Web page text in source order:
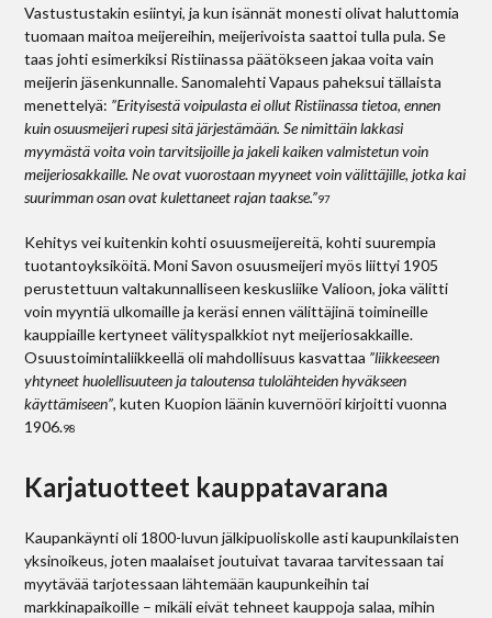
Vastustustakin esiintyi, ja kun isännät monesti olivat haluttomia
tuomaan maitoa meijereihin, meijerivoista saattoi tulla pula. Se
taas johti esimerkiksi Ristiinassa päätökseen jakaa voita vain
meijerin jäsenkunnalle. Sanomalehti Vapaus paheksui tällaista
menettelyä: ”Erityisestä voipulasta ei ollut Ristiinassa tietoa, ennen
kuin osuusmeijeri rupesi sitä järjestämään. Se nimittäin lakkasi
myymästä voita voin tarvitsijoille ja jakeli kaiken valmistetun voin
meijeriosakkaille. Ne ovat vuorostaan myyneet voin välittäjille, jotka kai
suurimman osan ovat kulettaneet rajan taakse.”97
Kehitys vei kuitenkin kohti osuusmeijereitä, kohti suurempia
tuotantoyksiköitä. Moni Savon osuusmeijeri myös liittyi 1905
perustettuun valtakunnalliseen keskusliike Valioon, joka välitti
voin myyntiä ulkomaille ja keräsi ennen välittäjinä toimineille
kauppiaille kertyneet välityspalkkiot nyt meijeriosakkaille.
Osuustoimintaliikkeellä oli mahdollisuus kasvattaa ”liikkeeseen
yhtyneet huolellisuuteen ja taloutensa tulolähteiden hyväkseen
käyttämiseen”, kuten Kuopion läänin kuvernööri kirjoitti vuonna
1906.98
Karjatuotteet kauppatavarana
Kaupankäynti oli 1800-luvun jälkipuoliskolle asti kaupunkilaisten
yksinoikeus, joten maalaiset joutuivat tavaraa tarvitessaan tai
myytävää tarjotessaan lähtemään kaupunkeihin tai
markkinapaikoille – mikäli eivät tehneet kauppoja salaa, mihin